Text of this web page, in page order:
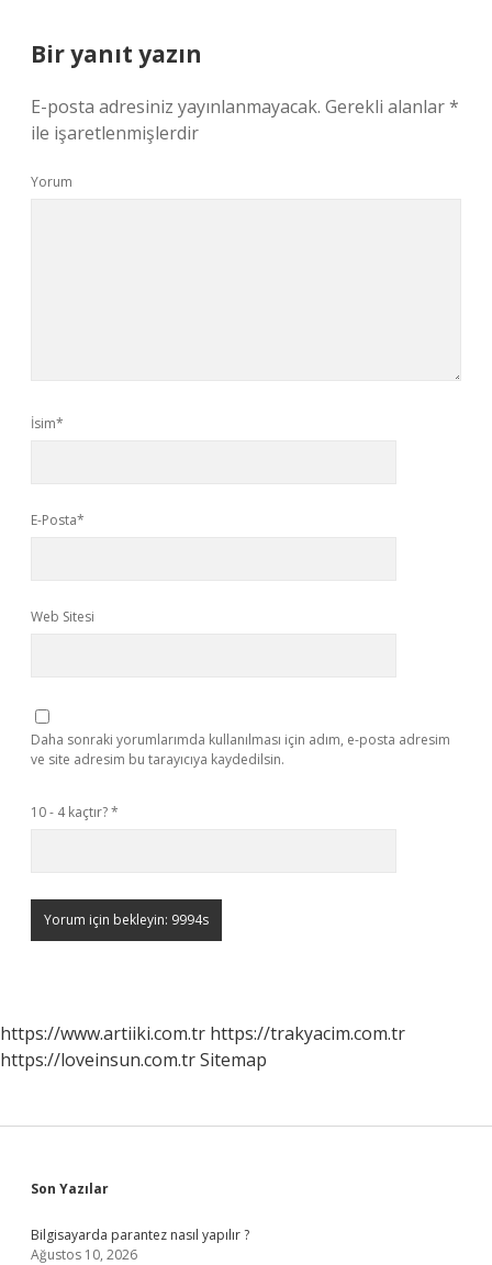
Bir yanıt yazın
E-posta adresiniz yayınlanmayacak. Gerekli alanlar*
ile işaretlenmişlerdir
Yorum
İsim*
E-Posta*
Web Sitesi
Daha sonraki yorumlarımda kullanılması için adım, e-posta adresim
ve site adresim bu tarayıcıya kaydedilsin.
10 - 4 kaçtır?*
https://www.artiiki.com.tr https://trakyacim.com.tr
https://loveinsun.com.trSitemap
Sidebar
Son Yazılar
Bilgisayarda parantez nasıl yapılır ?
Ağustos 10, 2026